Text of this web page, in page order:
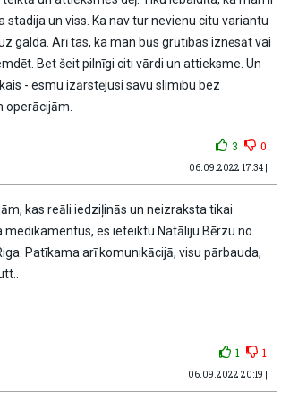
stadija un viss. Ka nav tur nevienu citu variantu
galda. Arī tas, ka man būs grūtības iznēsāt vai
Bet šeit pilnīgi citi vārdi un attieksme. Un
- esmu izārstējusi savu slimību bez
operācijām.
3 0
06.09.2022 17:34 |
kas reāli iedziļinās un neizraksta tikai
medikamentus, es ieteiktu Natāliju Bērzu no
Patīkama arī komunikācijā, visu pārbauda,
1 1
06.09.2022 20:19 |